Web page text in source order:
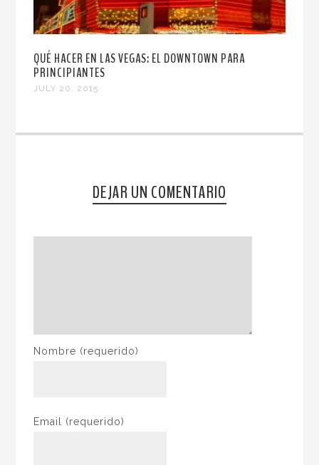
QUÉ HACER EN LAS VEGAS: EL DOWNTOWN PARA
PRINCIPIANTES
JULY 20, 2015
DEJAR UN COMENTARIO
Nombre (requerido)
Email (requerido)